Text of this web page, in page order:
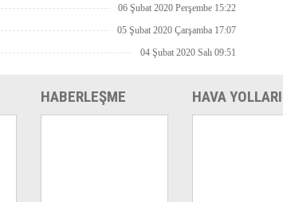
06 Şubat 2020 Perşembe 15:22
05 Şubat 2020 Çarşamba 17:07
04 Şubat 2020 Salı 09:51
HABERLEŞME HAVA YOLLARI